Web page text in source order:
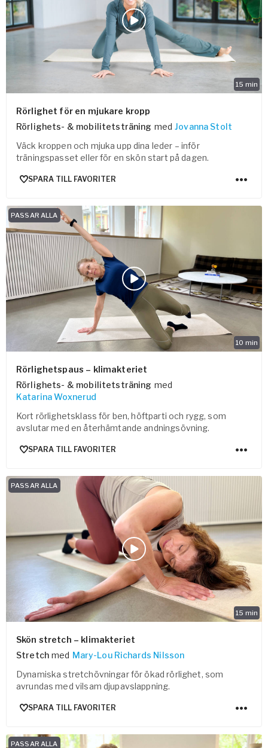
Vården – Yogobe Health & Care
Så stöttar Yogobe patienter, förskrivare och sjukvården
Fysisk aktivitet på recept
Stöd till arbetsgivare, försäkringsbolag & organisationer
Arbetsgivare
Pausa Smart
Yogobe för yogalärare
15 min
Rörlighet för en mjukare kropp
Rörlighets- & mobilitetsträning med Jovanna Stolt
Väck kroppen och mjuka upp dina leder – inför
träningspasset eller för en skön start på dagen.
SPARA TILL FAVORITER
10 min
PASSAR ALLA
Rörlighetspaus – klimakteriet
Rörlighets- & mobilitetsträning med
Katarina Woxnerud
Kort rörlighetsklass för ben, höftparti och rygg, som
avslutar med en återhämtande andningsövning.
SPARA TILL FAVORITER
15 min
PASSAR ALLA
Skön stretch – klimakteriet
Stretch med Mary-Lou Richards Nilsson
Dynamiska stretchövningar för ökad rörlighet, som
avrundas med vilsam djupavslappning.
SPARA TILL FAVORITER
PASSAR ALLA